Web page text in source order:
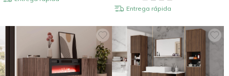
Entrega rápida